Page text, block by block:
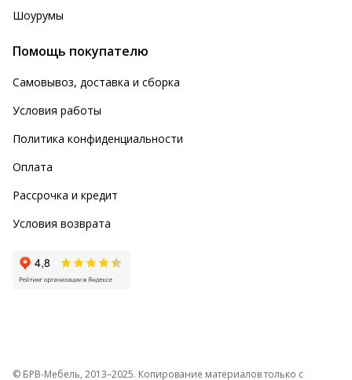
Шоурумы
Помощь покупателю
Самовывоз, доставка и сборка
Условия работы
Политика конфиденциальности
Оплата
Рассрочка и кредит
Условия возврата
© БРВ-Мебель, 2013–2025. Копирование материалов только с